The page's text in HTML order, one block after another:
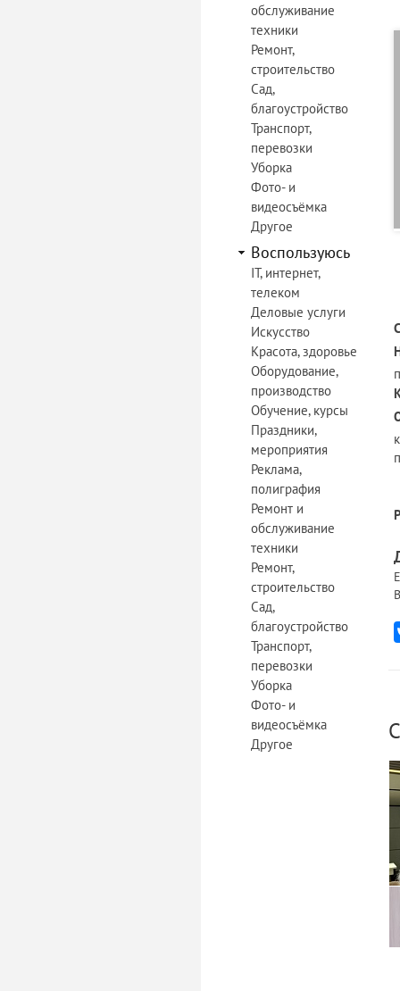
обслуживание
техники
Ремонт,
строительство
Сад,
благоустройство
Транспорт,
перевозки
Уборка
Фото- и
видеосъёмка
Другое
Воспользуюсь
IT, интернет,
телеком
Деловые услуги
Искусство
Красота, здоровье
Оборудование,
производство
Обучение, курсы
Праздники,
мероприятия
Реклама,
полиграфия
Ремонт и
обслуживание
техники
Ремонт,
строительство
Сад,
благоустройство
Транспорт,
перевозки
Уборка
Фото- и
видеосъёмка
Другое